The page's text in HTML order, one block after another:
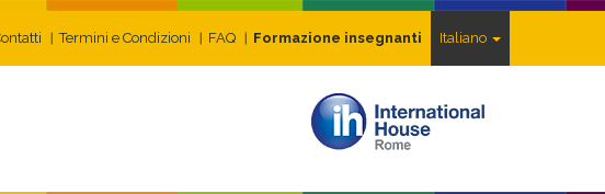
Termini e Condizioni FAQ Formazione insegnanti Italiano